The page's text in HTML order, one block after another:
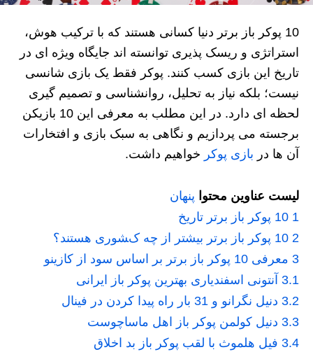
10 پوکر باز برتر دنیا کسانی هستند که با ترکیب هوش،
استراتژی و ریسک‌ پذیری توانسته‌ اند جایگاه ویژه‌ ای در
تاریخ این بازی کسب کنند. پوکر فقط یک بازی شانسی
نیست؛ بلکه نیاز به تحلیل، روانشناسی و تصمیم‌ گیری
لحظه‌ ای دارد. در این مطلب به معرفی این 10 بازیکن
برجسته می‌ پردازیم و نگاهی به سبک بازی و افتخارات
آن‌ ها در بازی پوکر خواهیم داشت.
لیست عناوین محتوا پنهان
1 10 پوکر باز برتر تاریخ
2 10 پوکر باز برتر بیشتر از چه کشوری هستند؟
3 معرفی 10 پوکر باز برتر بر اساس سود از کازینو
3.1 آنتونی اسفندیاری بهترین پوکر باز ایرانی
3.2 دنیل نگرانو و 31 بار راه پیدا کردن در فینال
3.3 دنیل کولمن پوکر باز اهل ماساچوست
3.4 فیل هلموث با لقب پوکر باز بد اخلاق